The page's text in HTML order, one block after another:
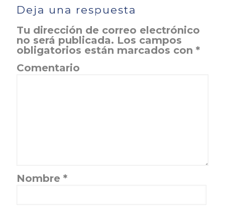
Deja una respuesta
Tu dirección de correo electrónico
no será publicada. Los campos
obligatorios están marcados con *
Comentario
Nombre *